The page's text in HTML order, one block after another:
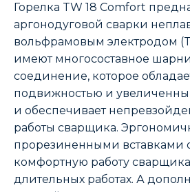
Горелка TW 18 Comfort
аргонодуговой сварки
вольфрамовым электродом
имеют многосоставное
соединение, которое
подвижностью и
и обеспечивает
работы сварщика.
прорезиненными вставками
комфортную работу
длительных работах. А